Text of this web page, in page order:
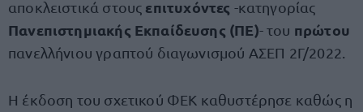
αποκλειστικά στους επιτυχόντες -κατηγορίας
Πανεπιστημιακής Εκπαίδευσης (ΠΕ)- του πρώτου
πανελλήνιου γραπτού διαγωνισμού ΑΣΕΠ 2Γ/2022.
Η έκδοση του σχετικού ΦΕΚ καθυστέρησε καθώς η